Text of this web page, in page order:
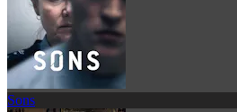
Sons